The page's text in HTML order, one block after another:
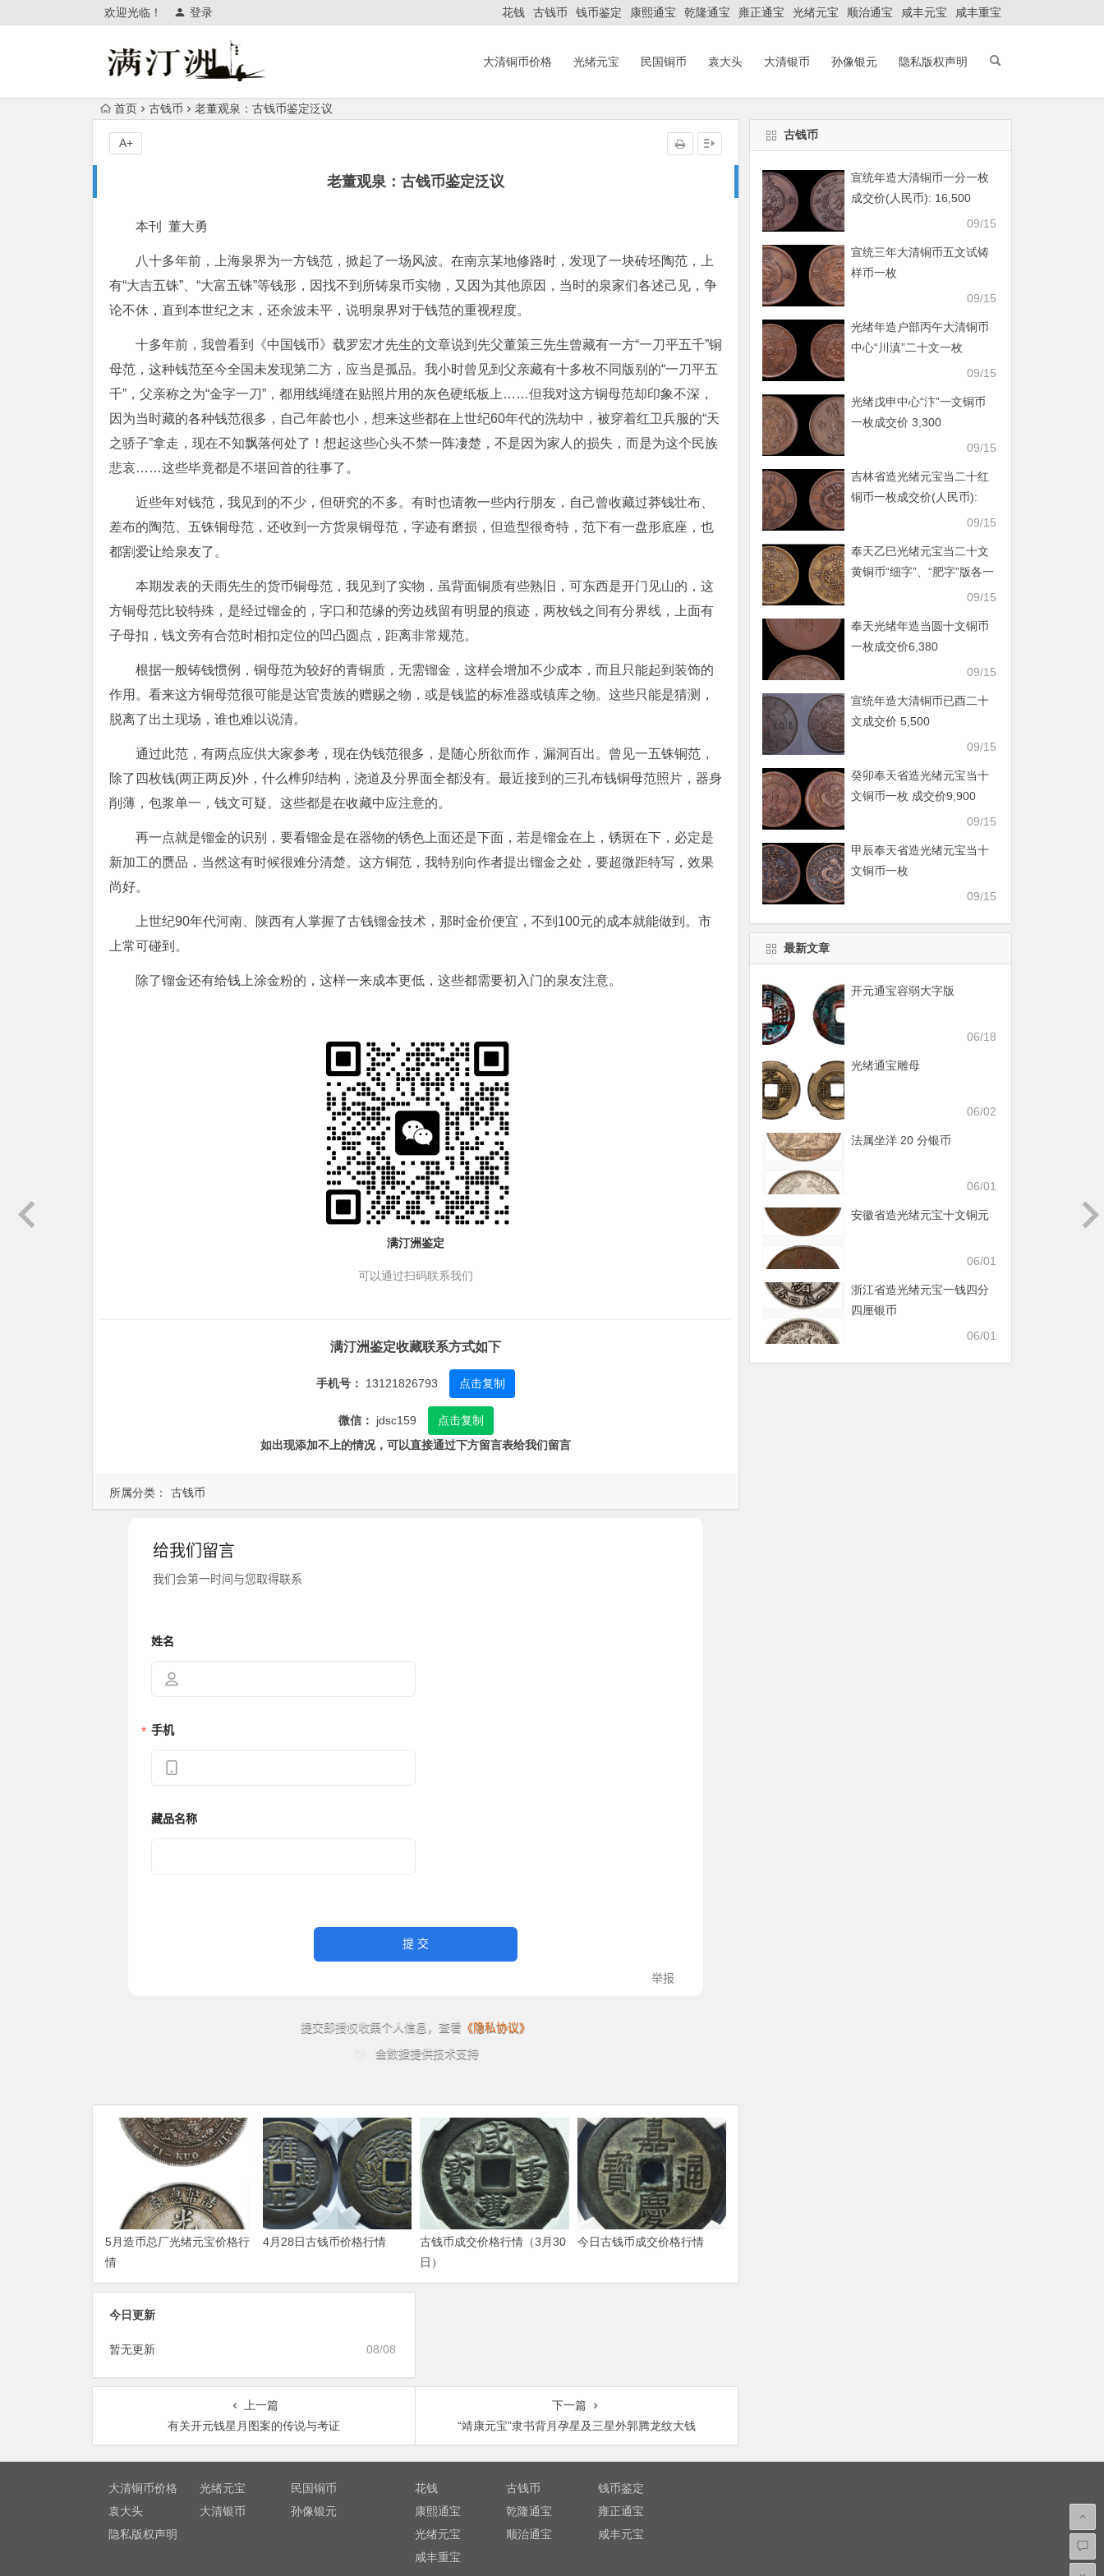
欢迎光临！ 登录 花钱 古钱币 钱币鉴定 康熙通宝 乾隆通宝 雍正通宝 光绪元宝 顺治通宝 咸丰元宝 咸丰重宝
大清铜币价格 光绪元宝 民国铜币 袁大头 大清银币 孙像银元 隐私版权声明
首页 古钱币 老董观泉：古钱币鉴定泛议
老董观泉：古钱币鉴定泛议
A+
所属分类： 古钱币
本刊 董大勇
八十多年前，上海泉界为一方钱范，掀起了一场风波。在南京某地修路时，发现了一块砖坯陶范，上
有“大吉五铢”、“大富五铢”等钱形，因找不到所铸泉币实物，又因为其他原因，当时的泉家们各述己见，争
论不休，直到本世纪之末，还余波未平，说明泉界对于钱范的重视程度。
十多年前，我曾看到《中国钱币》载罗宏才先生的文章说到先父董策三先生曾藏有一方“一刀平五千”铜
母范，这种钱范至今全国未发现第二方，应当是孤品。我小时曾见到父亲藏有十多枚不同版别的“一刀平五
千”，父亲称之为“金字一刀”，都用线绳缝在贴照片用的灰色硬纸板上……但我对这方铜母范却印象不深，
因为当时藏的各种钱范很多，自己年龄也小，想来这些都在上世纪60年代的洗劫中，被穿着红卫兵服的“天
之骄子”拿走，现在不知飘落何处了！想起这些心头不禁一阵凄楚，不是因为家人的损失，而是为这个民族
悲哀……这些毕竟都是不堪回首的往事了。
近些年对钱范，我见到的不少，但研究的不多。有时也请教一些内行朋友，自己曾收藏过莽钱壮布、
差布的陶范、五铢铜母范，还收到一方货泉铜母范，字迹有磨损，但造型很奇特，范下有一盘形底座，也
都割爱让给泉友了。
本期发表的天雨先生的货币铜母范，我见到了实物，虽背面铜质有些熟旧，可东西是开门见山的，这
方铜母范比较特殊，是经过镏金的，字口和范缘的旁边残留有明显的痕迹，两枚钱之间有分界线，上面有
子母扣，钱文旁有合范时相扣定位的凹凸圆点，距离非常规范。
根据一般铸钱惯例，铜母范为较好的青铜质，无需镏金，这样会增加不少成本，而且只能起到装饰的
作用。看来这方铜母范很可能是达官贵族的赠赐之物，或是钱监的标准器或镇库之物。这些只能是猜测，
脱离了出土现场，谁也难以说清。
通过此范，有两点应供大家参考，现在伪钱范很多，是随心所欲而作，漏洞百出。曾见一五铢铜范，
除了四枚钱(两正两反)外，什么榫卯结构，浇道及分界面全都没有。最近接到的三孔布钱铜母范照片，器身
削薄，包浆单一，钱文可疑。这些都是在收藏中应注意的。
再一点就是镏金的识别，要看镏金是在器物的锈色上面还是下面，若是镏金在上，锈斑在下，必定是
新加工的赝品，当然这有时候很难分清楚。这方铜范，我特别向作者提出镏金之处，要超微距特写，效果
尚好。
上世纪90年代河南、陕西有人掌握了古钱镏金技术，那时金价便宜，不到100元的成本就能做到。市
上常可碰到。
除了镏金还有给钱上涂金粉的，这样一来成本更低，这些都需要初入门的泉友注意。
满汀洲鉴定
可以通过扫码联系我们
满汀洲鉴定收藏联系方式如下
手机号： 13121826793 点击复制
微信： jdsc159
点击复制
如出现添加不上的情况，可以直接通过下方留言表给我们留言
5月造币总厂光绪元宝价格行
情
4月28日古钱币价格行情
古钱币成交价格行情（3月30
日）
今日古钱币成交价格行情
今日更新
08/08
暂无更新
上一篇
有关开元钱星月图案的传说与考证
下一篇
“靖康元宝”隶书背月孕星及三星外郭腾龙纹大钱
古钱币
宣统年造大清铜币一分一枚
成交价(人民币): 16,500
09/15
宣统三年大清铜币五文试铸
样币一枚
09/15
光绪年造户部丙午大清铜币
中心“川滇”二十文一枚
09/15
光绪戊申中心“汴”一文铜币
一枚成交价 3,300
09/15
吉林省造光绪元宝当二十红
铜币一枚成交价(人民币):
09/15
奉天乙巳光绪元宝当二十文
黄铜币“细字”、“肥字”版各一
09/15
奉天光绪年造当圆十文铜币
一枚成交价6,380
09/15
宣统年造大清铜币已酉二十
文成交价 5,500
09/15
癸卯奉天省造光绪元宝当十
文铜币一枚 成交价9,900
09/15
甲辰奉天省造光绪元宝当十
文铜币一枚
09/15
最新文章
开元通宝容弱大字版
06/18
光绪通宝雕母
06/02
法属坐洋 20 分银币
06/01
安徽省造光绪元宝十文铜元
06/01
浙江省造光绪元宝一钱四分
四厘银币
06/01
大清铜币价格 光绪元宝
民国铜币
袁大头
大清银币
孙像银元
隐私版权声明
花钱 古钱币
钱币鉴定
康熙通宝
乾隆通宝
雍正通宝
光绪元宝
顺治通宝
咸丰元宝
咸丰重宝